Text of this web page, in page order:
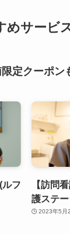
めサービ
定クーポン
フ
【訪問
護ステ
2023年5月